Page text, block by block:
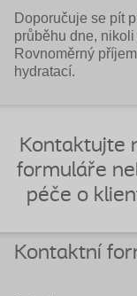
Doporučuje se pít
průběhu dne,
Rovnoměrný
hydratací.
Kontaktujte
formuláře
péče o
Kontaktní